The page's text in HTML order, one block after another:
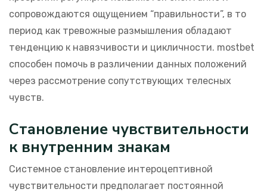
сопровождаются ощущением “правильности”, в то
период как тревожные размышления обладают
тенденцию к навязчивости и цикличности. mostbet
способен помочь в различении данных положений
через рассмотрение сопутствующих телесных
чувств.
Становление чувствительности
к внутренним знакам
Системное становление интероцептивной
чувствительности предполагает постоянной